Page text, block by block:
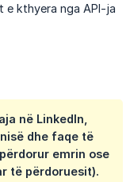
e kthyera nga API-ja
në LinkedIn,
dhe faqe të
emrin ose
të përdoruesit).